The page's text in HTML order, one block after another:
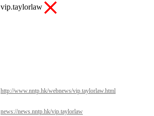
vip.taylorlaw
http://www.nntp.hk/webnews/vip.taylorlaw.html
news://news.nntp.hk/vip.taylorlaw